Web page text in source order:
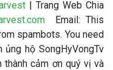
| Trang Web Chia
Email: This
spambots. You need
ủng hộ SongHyVongTv
thành cảm ơn quý vị và